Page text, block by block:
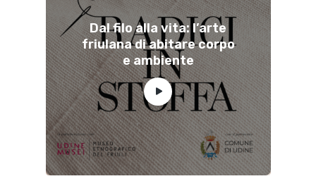
Dal filo alla vita: l’arte
friulana di abitare corpo
e ambiente